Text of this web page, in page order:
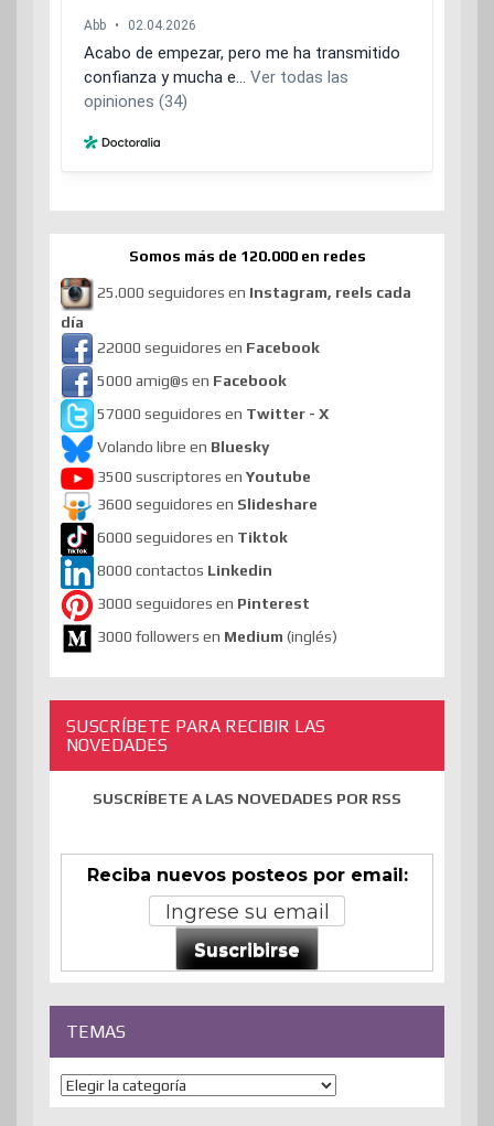
Somos más de 120.000 en redes
25.000 seguidores en Instagram, reels cada
día
22000 seguidores en Facebook
5000 amig@s en Facebook
57000 seguidores en Twitter - X
Volando libre en Bluesky
3500 suscriptores en Youtube
3600 seguidores en Slideshare
6000 seguidores en Tiktok
8000 contactos Linkedin
3000 seguidores en Pinterest
3000 followers en Medium (inglés)
SUSCRÍBETE PARA RECIBIR LAS
NOVEDADES
SUSCRÍBETE A LAS NOVEDADES POR RSS
Reciba nuevos posteos por email:
Suscribirse
TEMAS
Temas